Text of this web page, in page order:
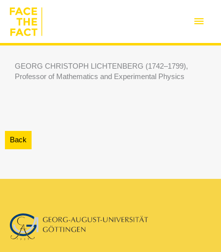
content
Main
GEORG CHRISTOPH LICHTENBERG (1742–1799),
Professor of Mathematics and Experimental Physics